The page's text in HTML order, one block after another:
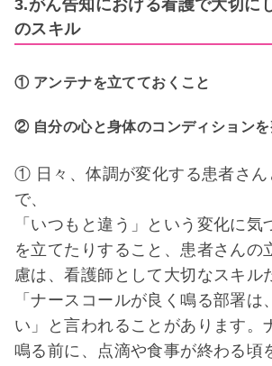
3.がん告知における看護で大切に
のスキル
① アンテナを立てておくこと
② 自分の心と身体のコンディションを
① 日々、体調が変化する患者さん
で、
「いつもと違う」という変化に気
を立てたりすること、患者さんの
慮は、看護師として大切なスキル
「ナースコールが良く鳴る部署は
い」と言われることがあります。
鳴る前に、点滴や食事が終わる頃